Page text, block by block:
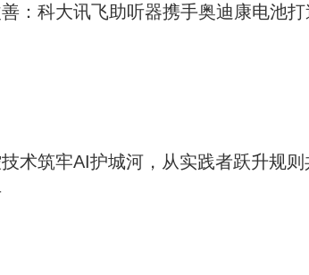
：科大讯飞助听器携手奥迪康电池
术筑牢AI护城河，从实践者跃升规则